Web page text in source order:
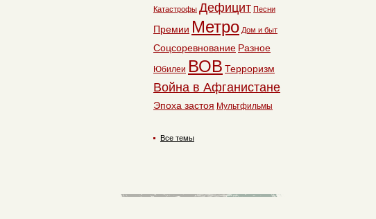
Катастрофы Дефицит Песни
Премии Метро Дом и быт
Соцсоревнование Разное
Юбилеи ВОВ Терроризм
Война в Афганистане
Эпоха застоя Мультфильмы
Все темы